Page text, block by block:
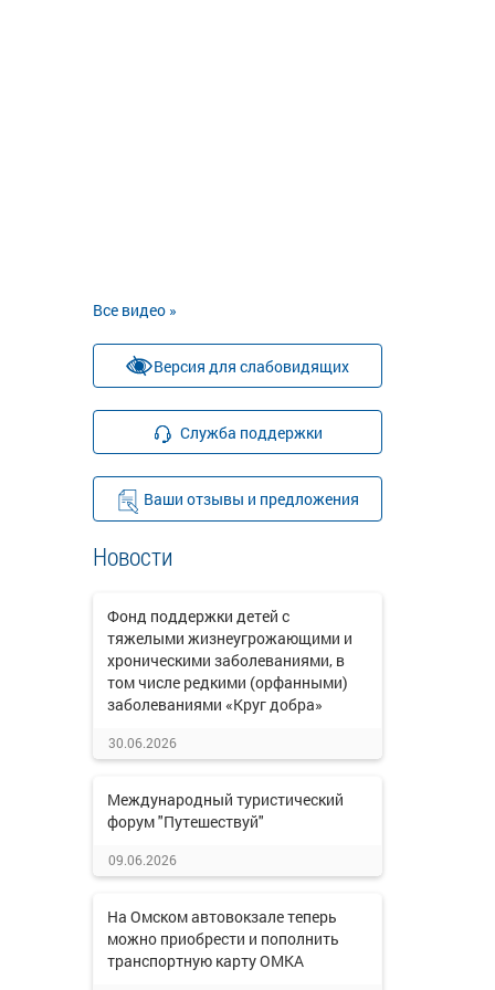
Все видео »
Версия для слабовидящих
Служба поддержки
Ваши отзывы и предложения
Новости
Фонд поддержки детей с
тяжелыми жизнеугрожающими и
хроническими заболеваниями, в
том числе редкими (орфанными)
заболеваниями «Круг добра»
30.06.2026
Международный туристический
форум "Путешествуй"
09.06.2026
На Омском автовокзале теперь
можно приобрести и пополнить
транспортную карту ОМКА